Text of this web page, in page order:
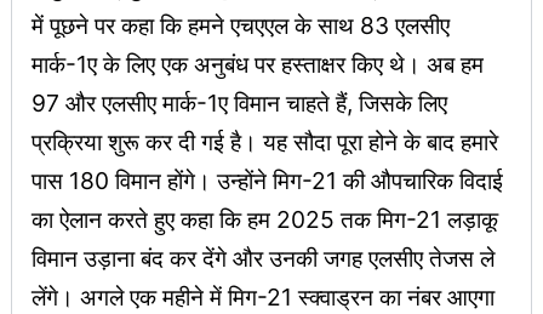
में पूछने पर कहा कि हमने एचएएल के साथ 83 एलसीए
मार्क-1ए के लिए एक अनुबंध पर हस्ताक्षर किए थे। अब हम
97 और एलसीए मार्क-1ए विमान चाहते हैं, जिसके लिए
प्रक्रिया शुरू कर दी गई है। यह सौदा पूरा होने के बाद हमारे
पास 180 विमान होंगे। उन्होंने मिग-21 की औपचारिक विदाई
का ऐलान करते हुए कहा कि हम 2025 तक मिग-21 लड़ाकू
विमान उड़ाना बंद कर देंगे और उनकी जगह एलसीए तेजस ले
लेंगे। अगले एक महीने में मिग-21 स्क्वाड्रन का नंबर आएगा